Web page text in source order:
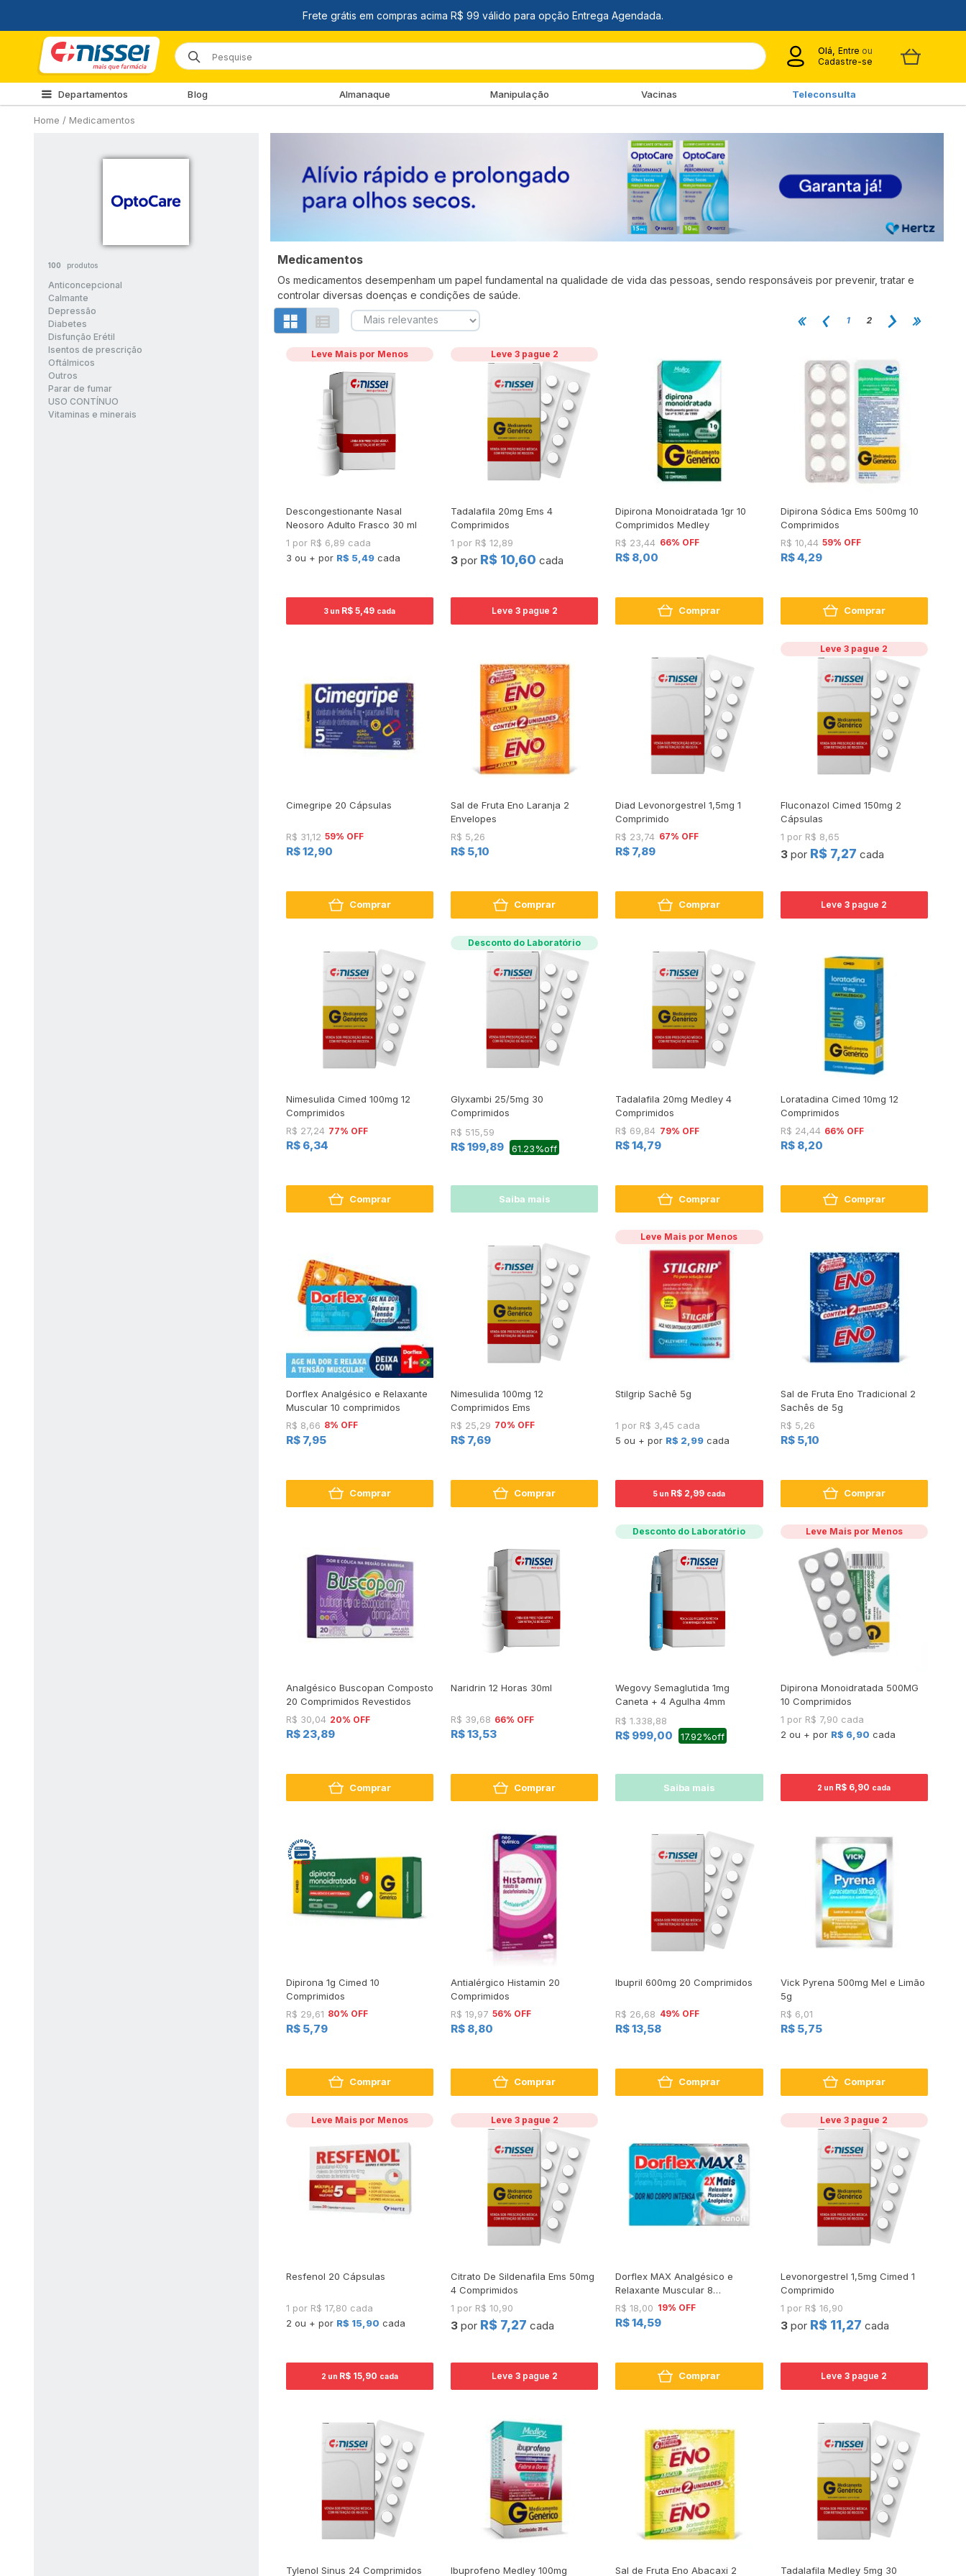
Olá, Entre ou
Cadastre-se
Departamentos Blog Almanaque Manipulação Vacinas Teleconsulta
Home / Medicamentos
100 produtos
Anticoncepcional
Calmante
Depressão
Diabetes
Disfunção Erétil
Isentos de prescrição
Oftálmicos
Outros
Parar de fumar
USO CONTÍNUO
Vitaminas e minerais
Medicamentos
Os medicamentos desempenham um papel fundamental na qualidade de vida das pessoas, sendo responsáveis por prevenir, tratar e
controlar diversas doenças e condições de saúde.
1 2
Leve Mais por Menos
Descongestionante Nasal
Neosoro Adulto Frasco 30 ml
1 por R$ 6,89 cada
3 ou + por R$ 5,49 cada
3 un R$ 5,49 cada
Leve 3 pague 2
Tadalafila 20mg Ems 4
Comprimidos
1 por R$ 12,89
3por R$ 10,60 cada
Leve 3pague 2
Dipirona Monoidratada 1gr 10
Comprimidos Medley
R$ 23,44 66% OFF
R$ 8,00
Comprar
Dipirona Sódica Ems 500mg 10
Comprimidos
R$ 10,44 59% OFF
R$ 4,29
Comprar
Cimegripe 20 Cápsulas
R$ 31,12 59% OFF
R$ 12,90
Comprar
Sal de Fruta Eno Laranja 2
Envelopes
R$ 5,26
R$ 5,10
Comprar
Diad Levonorgestrel 1,5mg 1
Comprimido
R$ 23,74 67% OFF
R$ 7,89
Comprar
Leve 3 pague 2
Fluconazol Cimed 150mg 2
Cápsulas
1 por R$ 8,65
3por R$ 7,27 cada
Leve 3 pague 2
Nimesulida Cimed 100mg 12
Comprimidos
R$ 27,24 77% OFF
R$ 6,34
Comprar
Desconto do Laboratório
Glyxambi 25/5mg 30
Comprimidos
R$ 515,59
R$ 199,89 61.23%off
Saiba mais
Tadalafila 20mg Medley 4
Comprimidos
R$ 69,84 79% OFF
R$ 14,79
Comprar
Loratadina Cimed 10mg 12
Comprimidos
R$ 24,44 66% OFF
R$ 8,20
Comprar
Dorflex Analgésico e Relaxante
Muscular 10 comprimidos
R$ 8,66 8% OFF
R$ 7,95
Comprar
Nimesulida 100mg 12
Comprimidos Ems
R$ 25,29 70% OFF
R$ 7,69
Comprar
Leve Mais por Menos
Stilgrip Sachê 5g
1 por R$ 3,45 cada
5 ou + por R$ 2,99 cada
5 un R$ 2,99 cada
Sal de Fruta Eno Tradicional 2
Sachês de 5g
R$ 5,26
R$ 5,10
Comprar
Analgésico Buscopan Composto
20 Comprimidos Revestidos
R$ 30,04 20% OFF
R$ 23,89
Comprar
Naridrin 12 Horas 30ml
R$ 39,68 66% OFF
R$ 13,53
Comprar
Desconto do Laboratório
Wegovy Semaglutida 1mg
Caneta + 4 Agulha 4mm
R$ 1.338,88
R$ 999,00 17.92%off
Saiba mais
Leve Mais por Menos
Dipirona Monoidratada 500MG
10 Comprimidos
1 por R$ 7,90 cada
2 ou + por R$ 6,90 cada
2 un R$ 6,90 cada
Dipirona 1g Cimed 10
Comprimidos
R$ 29,61 80% OFF
R$ 5,79
Comprar
Antialérgico Histamin 20
Comprimidos
R$ 19,97 56% OFF
R$ 8,80
Comprar
Ibupril 600mg 20 Comprimidos
R$ 26,68 49% OFF
R$ 13,58
Comprar
Vick Pyrena 500mg Mel e Limão
5g
R$ 6,01
R$ 5,75
Comprar
Leve Mais por Menos
Resfenol 20 Cápsulas
1 por R$ 17,80 cada
2 ou + por R$ 15,90 cada
2 un R$ 15,90 cada
Leve 3 pague 2
Citrato De Sildenafila Ems 50mg
4 Comprimidos
1 por R$ 10,90
3por R$ 7,27 cada
Leve 3pague 2
Dorflex MAX Analgésico e
Relaxante Muscular 8
comprimidos
R$ 18,00 19% OFF
R$ 14,59
Comprar
Leve 3 pague 2
Levonorgestrel 1,5mg Cimed 1
Comprimido
1 por R$ 16,90
3por R$ 11,27 cada
Leve 3 pague 2
Tylenol Sinus 24 Comprimidos Ibuprofeno Medley 100mg Sal de Fruta Eno Abacaxi 2 Tadalafila Medley 5mg 30